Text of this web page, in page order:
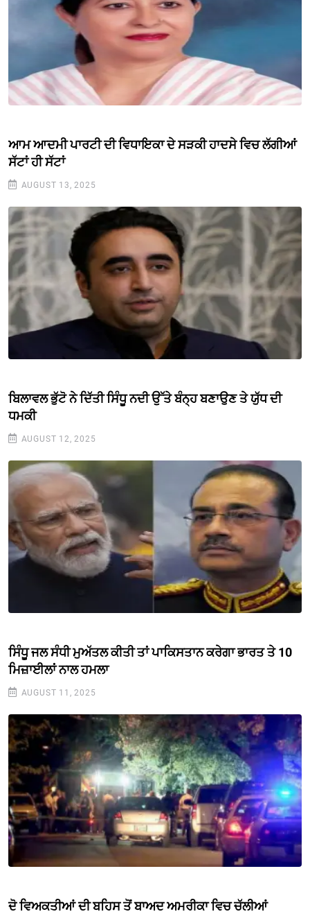
ਆਮ ਆਦਮੀ ਪਾਰਟੀ ਦੀ ਵਿਧਾਇਕਾ ਦੇ ਸੜਕੀ ਹਾਦਸੇ ਵਿਚ ਲੱਗੀਆਂ
ਸੱਟਾਂ ਹੀ ਸੱਟਾਂ
AUGUST 13, 2025
ਬਿਲਾਵਲ ਭੁੱਟੋ ਨੇ ਦਿੱਤੀ ਸਿੰਧੂ ਨਦੀ ਉੱਤੇ ਬੰਨ੍ਹ ਬਣਾਉਣ ਤੇ ਯੁੱਧ ਦੀ
ਧਮਕੀ
AUGUST 12, 2025
ਸਿੰਧੂ ਜਲ ਸੰਧੀ ਮੁਅੱਤਲ ਕੀਤੀ ਤਾਂ ਪਾਕਿਸਤਾਨ ਕਰੇਗਾ ਭਾਰਤ ਤੇ 10
ਮਿਜ਼ਾਈਲਾਂ ਨਾਲ ਹਮਲਾ
AUGUST 11, 2025
ਦੋ ਵਿਅਕਤੀਆਂ ਦੀ ਬਹਿਸ ਤੋਂ ਬਾਅਦ ਅਮਰੀਕਾ ਵਿਚ ਚੱਲੀਆਂ